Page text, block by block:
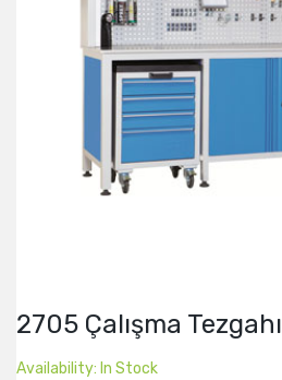
2705 Çalışma Tezgahı
Availability: In Stock